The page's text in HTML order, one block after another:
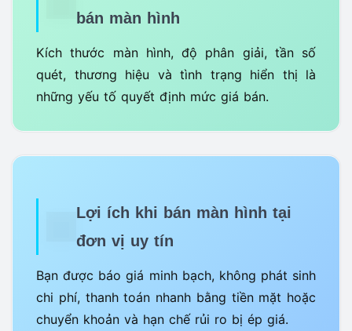
bán màn hình
Kích thước màn hình, độ phân giải, tần số
quét, thương hiệu và tình trạng hiển thị là
những yếu tố quyết định mức giá bán.
Lợi ích khi bán màn hình tại
đơn vị uy tín
Bạn được báo giá minh bạch, không phát sinh
chi phí, thanh toán nhanh bằng tiền mặt hoặc
chuyển khoản và hạn chế rủi ro bị ép giá.